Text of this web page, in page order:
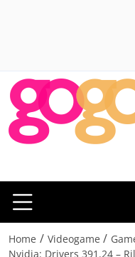
Home / Videogame /
Nvidia: Drivers 391.24 –